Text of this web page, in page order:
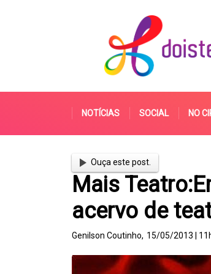
NOTÍCIAS SOCIAL NO
Ouça este post.
Mais
acervo de
Genilson Coutinho, 15/05/2013 |